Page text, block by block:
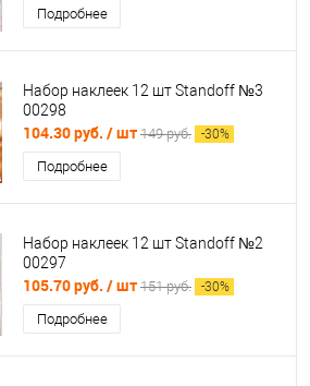
Подробнее
Набор наклеек 12 шт Standoff №3
00298
104.30 руб. / шт 149 руб. -30%
Подробнее
Набор наклеек 12 шт Standoff №2
00297
105.70 руб. / шт 151 руб. -30%
Подробнее